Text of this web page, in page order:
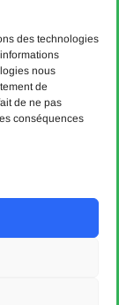
des technologies
nous
de
de ne pas
conséquences
données
cookies
Mobilis.